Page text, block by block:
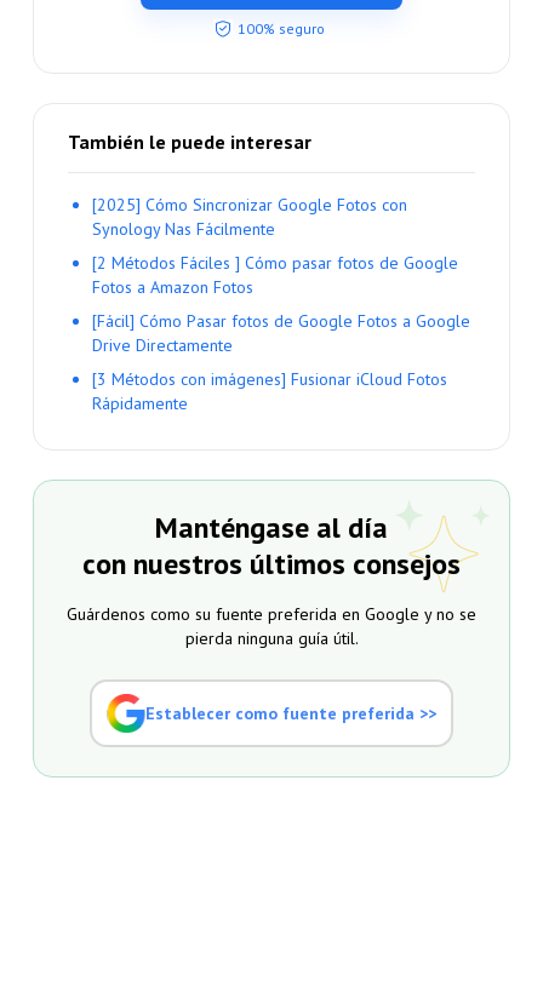
100% seguro
También le puede interesar
[2025] Cómo Sincronizar Google Fotos con
Synology Nas Fácilmente
[2 Métodos Fáciles ] Cómo pasar fotos de Google
Fotos a Amazon Fotos
[Fácil] Cómo Pasar fotos de Google Fotos a Google
Drive Directamente
[3 Métodos con imágenes] Fusionar iCloud Fotos
Rápidamente
Manténgase al día
con nuestros últimos consejos
Guárdenos como su fuente preferida en Google y no se
pierda ninguna guía útil.
Establecer como fuente preferida >>